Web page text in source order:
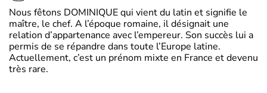
Nous fêtons DOMINIQUE qui vient du latin et signifie le
maître, le chef. A l’époque romaine, il désignait une
relation d’appartenance avec l’empereur. Son succès lui a
permis de se répandre dans toute l’Europe latine.
Actuellement, c’est un prénom mixte en France et devenu
très rare.